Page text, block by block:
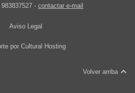
- contactar e-mail
Aviso Legal
por Cultural Hosting
Volver arriba